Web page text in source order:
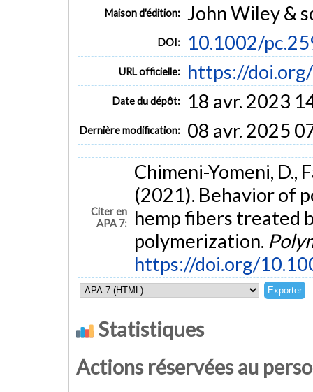
Maison d'édition: John Wiley &
DOI: 10.1002/
URL officielle: https://
Date du dépôt: 18 avr. 2023
Dernière modification: 08 avr. 2025
Citer en
APA 7:
Chimeni-Yomeni, D.,
(2021). Behavior of
hemp fibers treated
polymerization.
https://doi.org/
Statistiques
Actions réservées au